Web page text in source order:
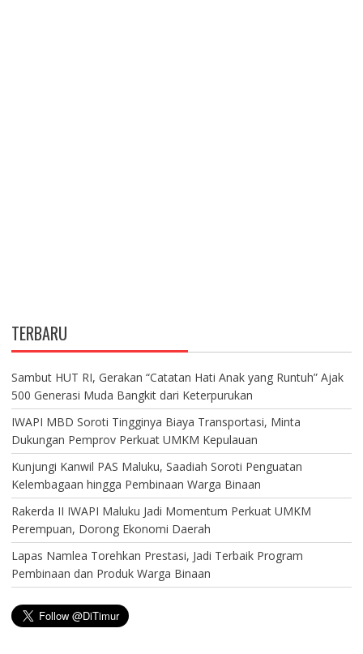
TERBARU
Sambut HUT RI, Gerakan “Catatan Hati Anak yang Runtuh” Ajak
500 Generasi Muda Bangkit dari Keterpurukan
IWAPI MBD Soroti Tingginya Biaya Transportasi, Minta
Dukungan Pemprov Perkuat UMKM Kepulauan
Kunjungi Kanwil PAS Maluku, Saadiah Soroti Penguatan
Kelembagaan hingga Pembinaan Warga Binaan
Rakerda II IWAPI Maluku Jadi Momentum Perkuat UMKM
Perempuan, Dorong Ekonomi Daerah
Lapas Namlea Torehkan Prestasi, Jadi Terbaik Program
Pembinaan dan Produk Warga Binaan